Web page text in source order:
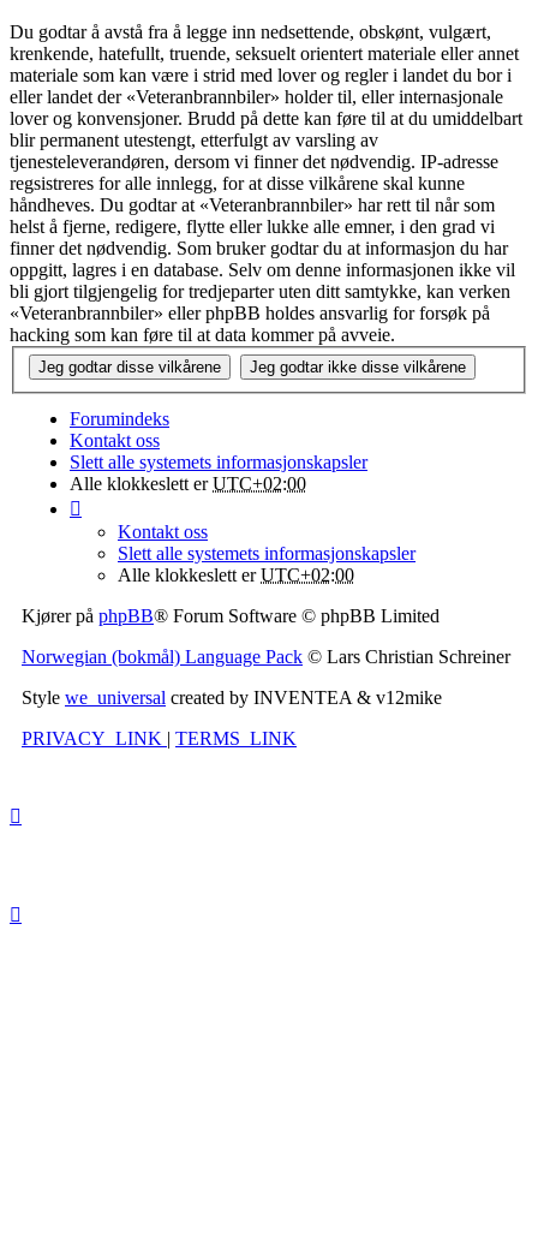
Du godtar å avstå fra å legge inn nedsettende, obskønt, vulgært,
krenkende, hatefullt, truende, seksuelt orientert materiale eller annet
materiale som kan være i strid med lover og regler i landet du bor i
eller landet der «Veteranbrannbiler» holder til, eller internasjonale
lover og konvensjoner. Brudd på dette kan føre til at du umiddelbart
blir permanent utestengt, etterfulgt av varsling av
tjenesteleverandøren, dersom vi finner det nødvendig. IP-adresse
regsistreres for alle innlegg, for at disse vilkårene skal kunne
håndheves. Du godtar at «Veteranbrannbiler» har rett til når som
helst å fjerne, redigere, flytte eller lukke alle emner, i den grad vi
finner det nødvendig. Som bruker godtar du at informasjon du har
oppgitt, lagres i en database. Selv om denne informasjonen ikke vil
bli gjort tilgjengelig for tredjeparter uten ditt samtykke, kan verken
«Veteranbrannbiler» eller phpBB holdes ansvarlig for forsøk på
hacking som kan føre til at data kommer på avveie.
Forumindeks
Kontakt oss
Slett alle systemets informasjonskapsler
Alle klokkeslett erUTC+02:00
Kontakt oss
Slett alle systemets informasjonskapsler
Alle klokkeslett erUTC+02:00
Kjører på phpBB® Forum Software © phpBB Limited
Norwegian (bokmål) Language Pack © Lars Christian Schreiner
Style we_universal created by INVENTEA & v12mike
PRIVACY_LINK | TERMS_LINK